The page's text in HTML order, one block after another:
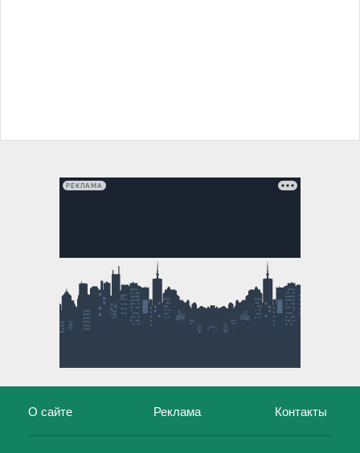
РЕКЛАМА
О сайте Реклама Контакты